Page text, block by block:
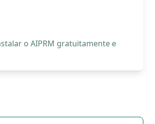
o AIPRM gratuitamente e